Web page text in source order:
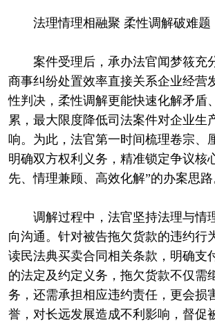
法理情理相融聚 柔性调解破难题
案件受理后，承办法官闻梦筱充
商事纠纷处置效率直接关系企业经营
性判决，柔性调解更能快速化解矛盾
累，最大限度降低司法案件对企业生
响。为此，法官第一时间梳理卷宗、
明确双方权利义务，精准锁定争议核
先、情理兼顾、高效化解”的办案思路
调解过程中，法官坚持法理与情
向沟通。针对被告拖欠货款的违约行
读民法典买卖合同相关条款，明确支
的法定及约定义务，拖欠货款不仅需
务，还需承担相应违约责任，更会损
誉，对长远发展造成不利影响，督促